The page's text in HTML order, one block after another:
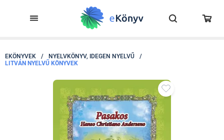
EKÖNYVEK / NYELVKÖNYV, IDEGEN NYELVŰ
/
LITVÁN NYELVŰ KÖNYVEK